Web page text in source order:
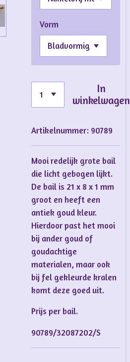
Vorm
In
winkelwagen
Artikelnummer: 90789
Mooi redelijk grote bail
die licht gebogen lijkt.
De bail is 21 x 8 x 1 mm
groot en heeft een
antiek goud kleur.
Hierdoor past het mooi
bij ander goud of
goudachtige
materialen, maar ook
bij fel gekleurde kralen
komt deze goed uit.
Prijs per bail.
90789/32087202/S